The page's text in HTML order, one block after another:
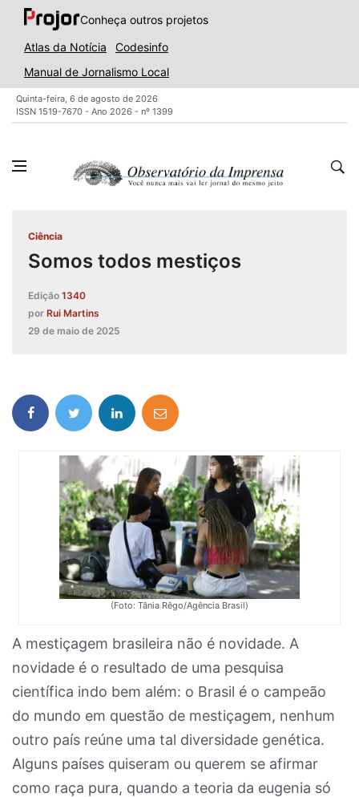
Conheça outros projetos
Atlas da Notícia
Codesinfo
Manual de Jornalismo Local
Quinta-feira, 6 de agosto de 2026
ISSN 1519-7670 - Ano 2026 - nº 1399
Ciência
Somos todos mestiços
Edição 1340
por Rui Martins
29 de maio de 2025
(Foto: Tânia Rêgo/Agência Brasil)
A mestiçagem brasileira não é novidade. A
novidade é o resultado de uma pesquisa
científica indo bem além: o Brasil é o campeão
do mundo em questão de mestiçagem, nenhum
outro país reúne uma tal diversidade genética.
Alguns países quiseram ou querem se afirmar
como raça pura, quando a teoria da eugenia só